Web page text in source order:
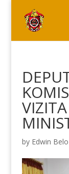
by Edwin Belo